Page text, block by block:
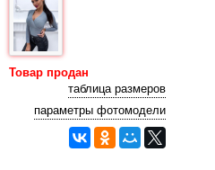
Товар продан
таблица размеров
параметры фотомодели